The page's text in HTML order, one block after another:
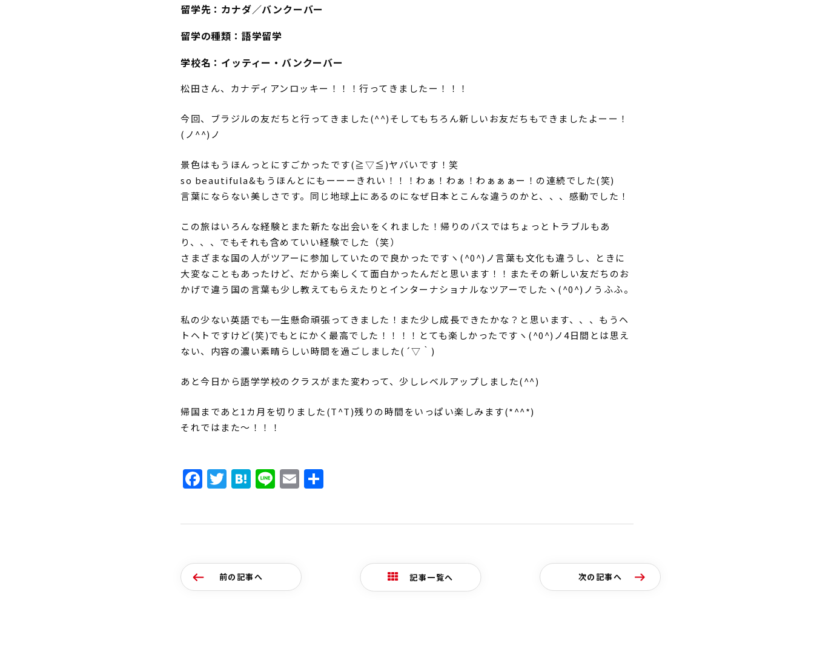
留学先：カナダ／バンクーバー
留学の種類：語学留学
学校名： イッティー・バンクーバー
松田さん、カナディアンロッキー！！！行ってきましたー！！！
今回、ブラジルの友だちと行ってきました(^^)そしてもちろん新しいお友だちもできましたよーー！
(ノ^^)ノ
景色はもうほんっとにすごかったです(≧▽≦)ヤバいです！笑
so beautifula&もうほんとにもーーーきれい！！！わぁ！わぁ！わぁぁぁー！の連続でした(笑)
言葉にならない美しさです。同じ地球上にあるのになぜ日本とこんな違うのかと、、、感動でした！
この旅はいろんな経験とまた新たな出会いをくれました！帰りのバスではちょっとトラブルもあ
り、、、でもそれも含めていい経験でした（笑）
さまざまな国の人がツアーに参加していたので良かったですヽ(^0^)ノ言葉も文化も違うし、ときに
大変なこともあったけど、だから楽しくて面白かったんだと思います！！またその新しい友だちのお
かげで違う国の言葉も少し教えてもらえたりとインターナショナルなツアーでしたヽ(^0^)ノうふふ。
私の少ない英語でも一生懸命頑張ってきました！また少し成長できたかな？と思います、、、もうヘ
トヘトですけど(笑)でもとにかく最高でした！！！！とても楽しかったですヽ(^0^)ノ4日間とは思え
ない、内容の濃い素晴らしい時間を過ごしました(´▽｀)
あと今日から語学学校のクラスがまた変わって、少しレベルアップしました(^^)
帰国まであと1カ月を切りました(T^T)残りの時間をいっぱい楽しみます(*^^*)
それではまた～！！！
Facebook
Twitter
Hatena
LineEmail
前の記事へ 記事一覧へ 次の記事へ